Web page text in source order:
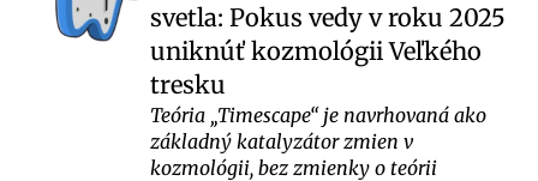
svetla: Pokus vedy v roku 2025
uniknúť kozmológii Veľkého
tresku
Teória „Timescape“ je navrhovaná ako
základný katalyzátor zmien v
kozmológii, bez zmienky o teórii